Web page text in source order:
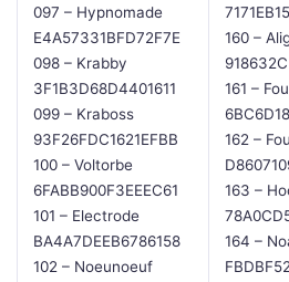
097 – Hypnomade
E4A57331BFD72F7E
098 – Krabby
3F1B3D68D4401611
099 – Kraboss
93F26FDC1621EFBB
100 – Voltorbe
6FABB900F3EEEC61
101 – Electrode
BA4A7DEEB6786158
102 – Noeunoeuf
160 –
161 –
162 –
163 –
164 –